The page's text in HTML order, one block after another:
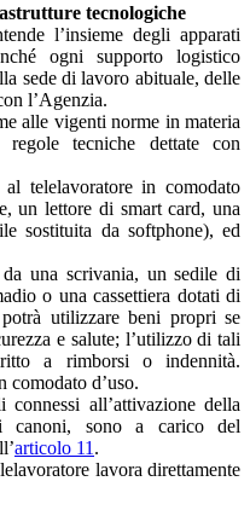
tecnologiche
l’insieme degli apparati
ogni supporto logistico
sede di lavoro abituale, delle
l’Agenzia.
alle vigenti norme in materia
tecniche dettate con
telelavoratore in comodato
un lettore di smart card, una
sostituita da softphone), ed
una scrivania, un sedile di
o una cassettiera dotati di
utilizzare beni propri se
e salute; l’utilizzo di tali
a rimborsi o indennità.
comodato d’uso.
all’attivazione della
canoni, sono a carico del
articolo 11 .
lavora direttamente